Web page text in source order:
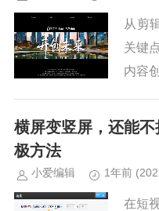
从剪
关键
内容
合适
横屏变竖屏，还能
极方法
小爱编辑 1年前
在短